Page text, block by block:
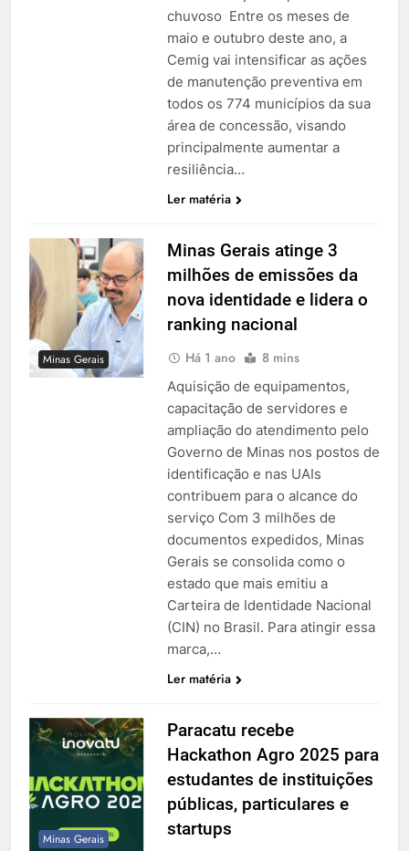
chuvoso Entre os meses de
maio e outubro deste ano, a
Cemig vai intensificar as ações
de manutenção preventiva em
todos os 774 municípios da sua
área de concessão, visando
principalmente aumentar a
resiliência…
Ler matéria
Minas Gerais
Minas Gerais atinge 3
milhões de emissões da
nova identidade e lidera o
ranking nacional
Há 1 ano 8 mins
Aquisição de equipamentos,
capacitação de servidores e
ampliação do atendimento pelo
Governo de Minas nos postos de
identificação e nas UAIs
contribuem para o alcance do
serviço Com 3 milhões de
documentos expedidos, Minas
Gerais se consolida como o
estado que mais emitiu a
Carteira de Identidade Nacional
(CIN) no Brasil. Para atingir essa
marca,…
Ler matéria
Minas Gerais
Paracatu recebe
Hackathon Agro 2025 para
estudantes de instituições
públicas, particulares e
startups